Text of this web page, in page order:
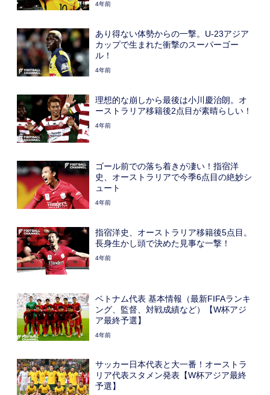
4年前
あり得ない体勢からの一撃。U-23アジア
カップで生まれた衝撃のスーパーゴー
ル！
4年前
理想的な崩しから最後は小川慶治朗。オ
ーストラリア移籍後2点目が素晴らしい！
4年前
ゴール前での落ち着きが凄い！指宿洋
史、オーストラリアで今季6点目の絶妙シ
ュート
4年前
指宿洋史、オーストラリア移籍後5点目。
長身生かし頭で決めた見事な一撃！
4年前
ベトナム代表 基本情報（最新FIFAランキ
ング、監督、対戦成績など）【W杯アジ
ア最終予選】
4年前
サッカー日本代表と大一番！オーストラ
リア代表スタメン発表【W杯アジア最終
予選】